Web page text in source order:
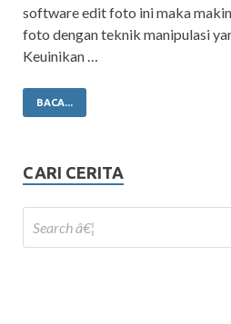
software edit foto ini maka
foto dengan teknik manipulasi
Keuinikan …
BACA...
CARI CERITA